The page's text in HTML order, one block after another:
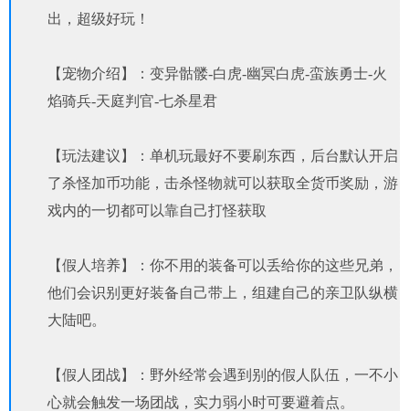
出，超级好玩！
【宠物介绍】：变异骷髅-白虎-幽冥白虎-蛮族勇士-火
焰骑兵-天庭判官-七杀星君
【玩法建议】：单机玩最好不要刷东西，后台默认开启
了杀怪加币功能，击杀怪物就可以获取全货币奖励，游
戏内的一切都可以靠自己打怪获取
【假人培养】：你不用的装备可以丢给你的这些兄弟，
他们会识别更好装备自己带上，组建自己的亲卫队纵横
大陆吧。
【假人团战】：野外经常会遇到别的假人队伍，一不小
心就会触发一场团战，实力弱小时可要避着点。